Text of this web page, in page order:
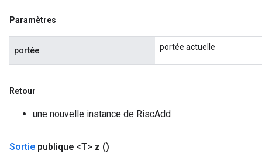
Paramètres
portée portée actuelle
Retour
une nouvelle instance de RiscAdd
Sortie publique <T> z ()